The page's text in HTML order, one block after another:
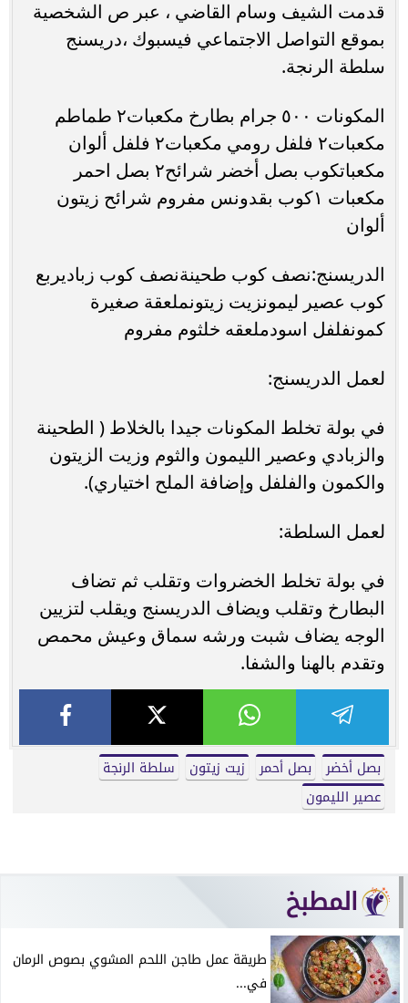
قدمت الشيف وسام القاضي ، عبر ص الشخصية
بموقع التواصل الاجتماعي فيسبوك ،دريسنج
سلطة الرنجة.
المكونات ٥٠٠ جرام بطارخ مكعبات٢ طماطم
مكعبات٢ فلفل رومي مكعبات٢ فلفل ألوان
مكعباتكوب بصل أخضر شرائح٢ بصل احمر
مكعبات ١كوب بقدونس مفروم شرائح زيتون
ألوان
الدريسنج:نصف كوب طحينةنصف كوب زباديربع
كوب عصير ليمونزيت زيتونملعقة صغيرة
كمونفلفل اسودملعقه خلثوم مفروم
لعمل الدريسنج:
في بولة تخلط المكونات جيدا بالخلاط ( الطحينة
والزبادي وعصير الليمون والثوم وزيت الزيتون
والكمون والفلفل وإضافة الملح اختياري).
لعمل السلطة:
في بولة تخلط الخضروات وتقلب ثم تضاف
البطارخ وتقلب ويضاف الدريسنج ويقلب لتزيين
الوجه يضاف شبت ورشه سماق وعيش محمص
وتقدم بالهنا والشفا.
بصل أخضر بصل أحمر زيت زيتون
سلطة الرنجة
عصير الليمون
المطبخ
طريقة عمل طاجن اللحم المشوي بصوص الرمان
في...